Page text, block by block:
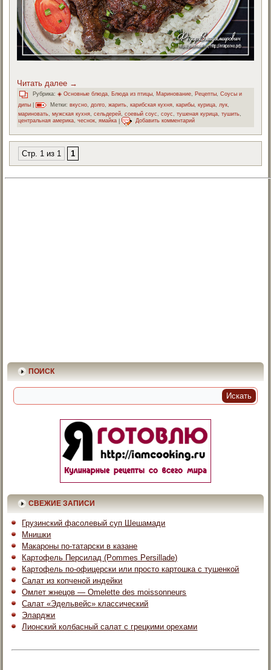
Читать далее →
Рубрика: ◈ Основные блюда Блюда из птицы Маринование Рецепты ,Соусы и
дипы
Метки: вкусно долго ,жарить ,карибская кухня ,карибы ,курица лук
мариновать ,мужская кухня ,сельдерей ,соевый соус ,соус ,тушеная курица ,тушить
центральная америка,чеснок,ямайка | Добавить комментарий
Стр. 1 из 1 1
ПОИСК
СВЕЖИЕ ЗАПИСИ
Грузинский фасолевый суп Шешамади
Мнишки
Макароны по-татарски в казане
Картофель Персилад (Pommes Persillade)
Картофель по-офицерски или просто картошка с тушенкой
Салат из копченой индейки
Омлет жнецов — Omelette des moissonneurs
Салат «Эдельвейс» классический
Эларджи
Лионский колбасный салат с грецкими орехами